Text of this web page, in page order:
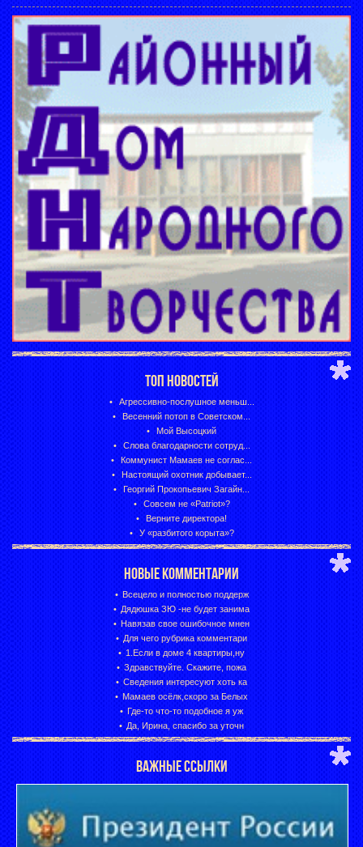
ТОП НОВОСТЕЙ
Агрессивно-послушное меньш...
Весенний потоп в Советском...
Мой Высоцкий
Слова благодарности сотруд...
Коммунист Мамаев не соглас...
Настоящий охотник добывает...
Георгий Прокопьевич Загайн...
Совсем не «Patriot»?
Верните директора!
У «разбитого корыта»?
НОВЫЕ КОММЕНТАРИИ
Всецело и полностью поддерж
Дядюшка ЗЮ -не будет занима
Навязав свое ошибочное мнен
Для чего рубрика комментари
1.Если в доме 4 квартиры,ну
Здравствуйте. Скажите, пожа
Сведения интересуют хоть ка
Мамаев осёлк,скоро за Белых
Где-то что-то подобное я уж
Да, Ирина, спасибо за уточн
ВАЖНЫЕ ССЫЛКИ